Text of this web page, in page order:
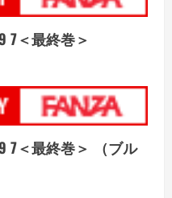
7＜最終巻＞
7＜最終巻＞ （ブル